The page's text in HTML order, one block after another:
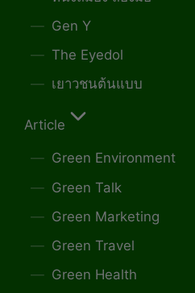
Gen Y
The Eyedol
เยาวชนต้นแบบ
Article
Green Environment
Green Talk
Green Marketing
Green Travel
Green Health